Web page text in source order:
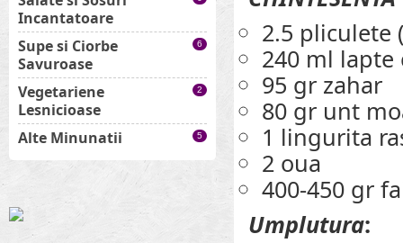
2.5 pliculete
240 ml lapte
95 gr zahar
80 gr unt
1 lingurita
2 oua
400-450 gr
Umplutura:
Incantatoare
Supe si Ciorbe
Savuroase
6
Vegetariene
Lesnicioase
2
Alte Minunatii 5